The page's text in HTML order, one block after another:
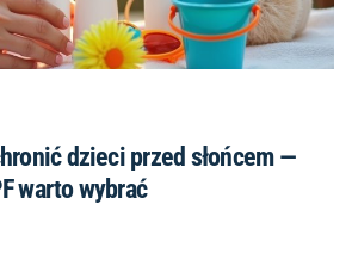
dzieci przed słońcem —
warto wybrać